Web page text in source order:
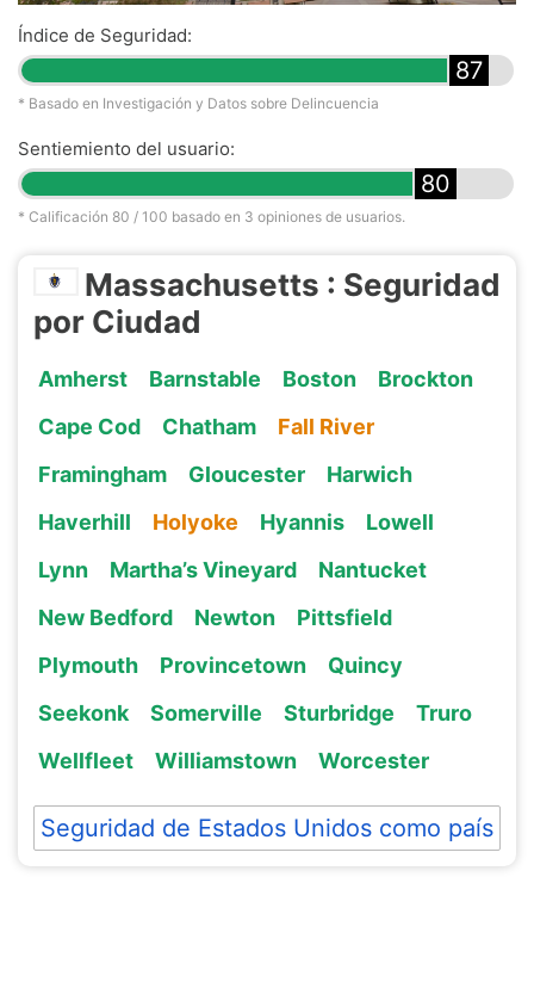
Índice de Seguridad:
87
* Basado en Investigación y Datos sobre Delincuencia
Sentiemiento del usuario:
80
* Calificación 80 / 100 basado en 3 opiniones de usuarios.
Massachusetts : Seguridad
por Ciudad
Amherst Barnstable Boston
Brockton
Cape Cod
Chatham
Fall River
Framingham
Gloucester
Harwich
Haverhill
Holyoke Hyannis
Lowell
Lynn
Martha’s Vineyard
Nantucket
New Bedford
Newton
Pittsfield
Plymouth
Provincetown
Quincy
Seekonk
Somerville Sturbridge
Truro
Wellfleet
Williamstown Worcester
Seguridad de Estados Unidos como país